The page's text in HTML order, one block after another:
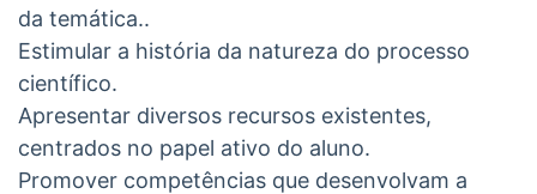
da temática..
Estimular a história da natureza do processo
científico.
Apresentar diversos recursos existentes,
centrados no papel ativo do aluno.
Promover competências que desenvolvam a